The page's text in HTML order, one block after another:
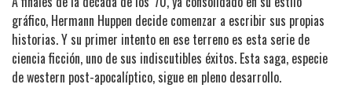
gráfico, Hermann Huppen decide comenzar a escribir sus propias
historias. Y su primer intento en ese terreno es esta serie de
ciencia ficción, uno de sus indiscutibles éxitos. Esta saga, especie
de western post-apocalíptico, sigue en pleno desarrollo.